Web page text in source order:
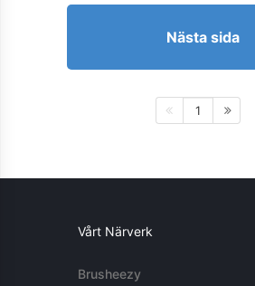
Nästa sida
1
Vårt Närverk
Brusheezy